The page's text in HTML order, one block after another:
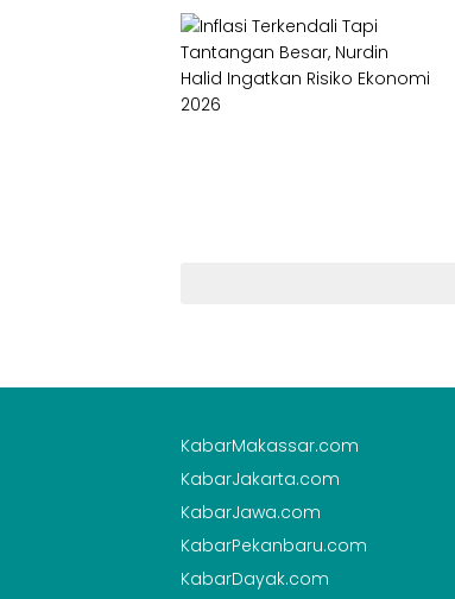
KabarMakassar.com
KabarJakarta.com
KabarJawa.com
KabarPekanbaru.com
KabarDayak.com